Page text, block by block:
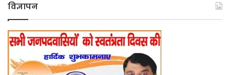
विज्ञापन